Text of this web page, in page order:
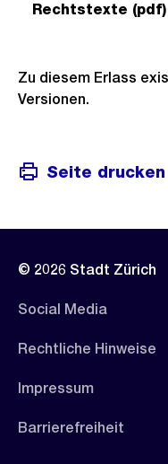
Rechtstexte (pdf)
Zu diesem Erlass
Versionen.
Seite drucken
© 2026 Stadt Zürich
Social Media
Rechtliche Hinweise
Impressum
Barrierefreiheit